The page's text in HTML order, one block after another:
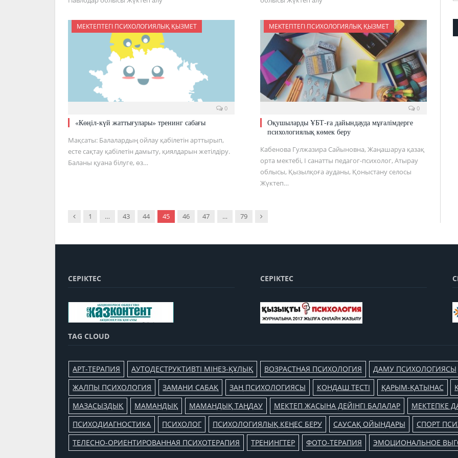
МЕКТЕПТЕГІ ПСИХОЛОГИЯЛЫҚ ҚЫЗМЕТ
0
«Көңіл-күй жаттығулары» тренинг сабағы
Мақсаты: Балалардың ойлау қабілетін арттырып,
есте сақтау қабілетін дамыту, қиялдарын жетілдіру.
Баланы қуана білуге, өз…
МЕКТЕПТЕГІ ПСИХОЛОГИЯЛЫҚ ҚЫЗМЕТ
0
Оқушыларды ҰБТ-ға дайындауда мұғалімдерге
психологиялық көмек беру
Кабенова Гулжазира Сайыновна, Жаңашаруа қазақ
орта мектебі, І санатты педагог-психолог, Атырау
облысы, Қызылқоға ауданы, Қоныстану селосы
Жүктеп…
Previous
1 … 43 44 45 46 47 … 79 Next
СЕРІКТЕС СЕРІКТЕС
TAG CLOUD
АРТ-ТЕРАПИЯ АУТОДЕСТРУКТИВТІ МІНЕЗ-ҚҰЛЫҚ ВОЗРАСТНАЯ ПСИХОЛОГИЯ ДАМУ ПСИХОЛОГИЯСЫ
ЖАЛПЫ ПСИХОЛОГИЯ
ЗАМАНИ САБАҚ ЗАҢ ПСИХОЛОГИЯСЫ КОНДАШ ТЕСТІ ҚАРЫМ-ҚАТЫНАС
МАЗАСЫЗДЫҚ
МАМАНДЫҚ МАМАНДЫҚ ТАҢДАУ МЕКТЕП ЖАСЫНА ДЕЙІНГІ БАЛАЛАР МЕКТЕПКЕ
ПСИХОДИАГНОСТИКА
ПСИХОЛОГ ПСИХОЛОГИЯЛЫҚ КЕҢЕС БЕРУ САУСАҚ ОЙЫНДАРЫ СПОРТ
ТЕЛЕСНО-ОРИЕНТИРОВАННАЯ ПСИХОТЕРАПИЯ
ТРЕНИНГТЕР ФОТО-ТЕРАПИЯ ЭМОЦИОНАЛЬНОЕ